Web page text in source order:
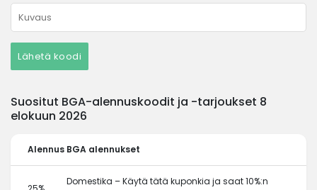
Lähetä koodi
Suositut BGA-alennuskoodit ja -tarjoukset 8
elokuun 2026
Alennus BGA alennukset
Domestika – Käytä tätä kuponkia ja saat 10%:n